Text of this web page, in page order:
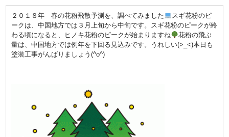
２０１８年 春の花粉飛散予測を、調べてみました
スギ花粉のピ
ークは、中国地方では３月上旬から中旬です。スギ花粉のピークが終
わる頃になると、ヒノキ花粉のピークが始まりますね
花粉の飛ぶ
量は、中国地方では例年を下回る見込みです。うれしい(>_<)本日も
塗装工事がんばりましょう(^o^)